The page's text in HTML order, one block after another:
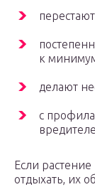
к
делают
с
Если
отдыхать, их